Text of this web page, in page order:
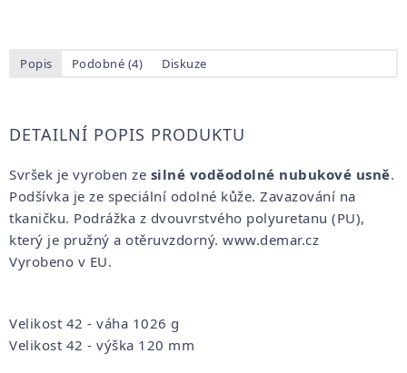
Popis Podobné (4) Diskuze
DETAILNÍ POPIS PRODUKTU
Svršek je vyroben ze silné voděodolné nubukové usně.
Podšívka je ze speciální odolné kůže. Zavazování na
tkaničku. Podrážka z dvouvrstvého polyuretanu (PU),
který je pružný a otěruvzdorný. www.demar.cz
Vyrobeno v EU.
Velikost 42 - váha 1026 g
Velikost 42 - výška 120 mm